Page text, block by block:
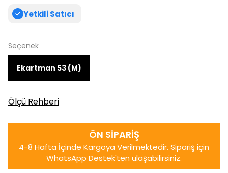
Yetkili Satıcı
Seçenek
Ekartman 53 (M)
Ölçü Rehberi